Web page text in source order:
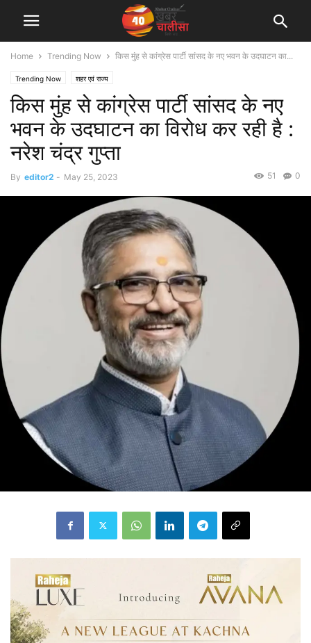
Home Trending Now किस मुंह से कांग्रेस पार्टी सांसद के नए भवन के उदघाटन का...
Trending Now शहर एवं राज्य
किस मुंह से कांग्रेस पार्टी सांसद के नए
भवन के उदघाटन का विरोध कर रही है :
नरेश चंद्र गुप्ता
By editor2 - May 25, 2023 0
51